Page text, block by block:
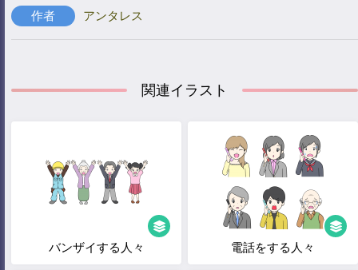
作者 アンタレス
関連イラスト
バンザイする人々 電話をする人々